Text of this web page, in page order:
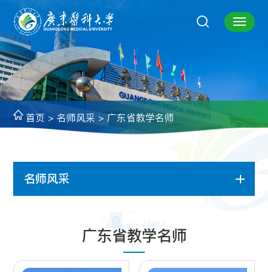
首页 >名师风采 >广东省教学名师
名师风采
广东省教学名师